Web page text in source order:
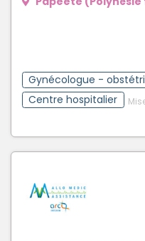
Gynécologue -
Centre hospitalier